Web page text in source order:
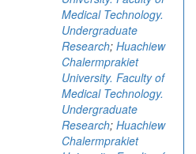
Medical Technology.
Undergraduate
Research; Huachiew
Chalermprakiet
University. Faculty of
Medical Technology.
Undergraduate
Research; Huachiew
Chalermprakiet